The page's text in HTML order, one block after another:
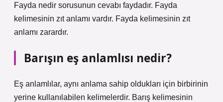
Fayda nedir sorusunun cevabı faydadır. Fayda
kelimesinin zıt anlamı vardır. Fayda kelimesinin zıt
anlamı zarardır.
Barışın eş anlamlısı nedir?
Eş anlamlılar, aynı anlama sahip oldukları için birbirinin
yerine kullanılabilen kelimelerdir. Barış kelimesinin